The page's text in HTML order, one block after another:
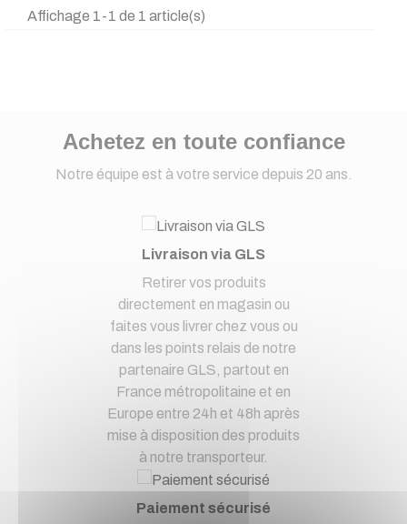
Affichage 1-1 de 1 article(s)
Achetez en toute confiance
Notre équipe est à votre service depuis 20 ans.
Livraison via GLS
Retirer vos produits
directement en magasin ou
faites vous livrer chez vous ou
dans les points relais de notre
partenaire GLS, partout en
France métropolitaine et en
Europe entre 24h et 48h après
mise à disposition des produits
à notre transporteur.
Paiement sécurisé